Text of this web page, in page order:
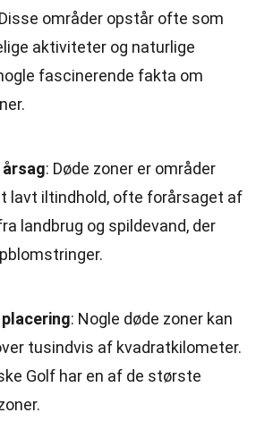
områder opstår ofte som
aktiviteter og naturlige
fascinerende fakta om
: Døde zoner er områder
lavt iltindhold, ofte forårsaget af
landbrug og spildevand, der
: Nogle døde zoner kan
tusindvis af kvadratkilometer.
Golf har en af de største